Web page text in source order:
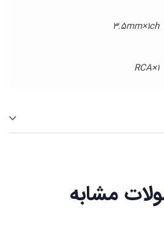
3.5mm×1ch
1×RCA
مشابه